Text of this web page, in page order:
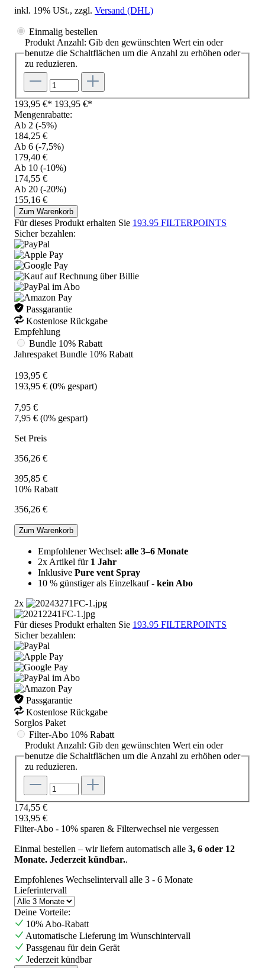
inkl. 19% USt., zzgl. Versand (DHL)
Einmalig bestellen
Produkt Anzahl: Gib den gewünschten Wert ein oder
benutze die Schaltflächen um die Anzahl zu erhöhen oder
zu reduzieren.
193,95 €* 193,95 €*
Mengenrabatte:
Ab 2 (-5%)
184,25 €
Ab 6 (-7,5%)
179,40 €
Ab 10 (-10%)
174,55 €
Ab 20 (-20%)
155,16 €
Zum Warenkorb
Für dieses Produkt erhalten Sie 193.95 FILTERPOINTS
Sicher bezahlen:
Passgarantie
Kostenlose Rückgabe
Empfehlung
Bundle 10% Rabatt
Jahrespaket Bundle 10% Rabatt
193,95 €
193,95 € (0% gespart)
7,95 €
7,95 € (0% gespart)
Set Preis
356,26 €
395,85 €
10% Rabatt
356,26 €
Zum Warenkorb
Empfohlener Wechsel: alle 3–6 Monate
2x Artikel für 1 Jahr
Inklusive Pure vent Spray
10 % günstiger als Einzelkauf - kein Abo
2x
Für dieses Produkt erhalten Sie 193.95 FILTERPOINTS
Sicher bezahlen:
Passgarantie
Kostenlose Rückgabe
Sorglos Paket
Filter-Abo 10% Rabatt
Produkt Anzahl: Gib den gewünschten Wert ein oder
benutze die Schaltflächen um die Anzahl zu erhöhen oder
zu reduzieren.
174,55 €
193,95 €
Filter-Abo - 10% sparen & Filterwechsel nie vergessen
Einmal bestellen – wir liefern automatisch alle 3, 6 oder 12
Monate. Jederzeit kündbar..
Empfohlenes Wechselintervall alle 3 - 6 Monate
Lieferintervall
Deine Vorteile:
10% Abo-Rabatt
Automatische Lieferung im Wunschintervall
Passgenau für dein Gerät
Jederzeit kündbar